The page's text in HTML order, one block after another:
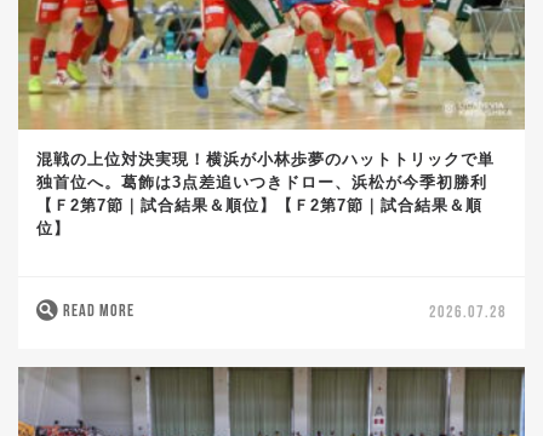
混戦の上位対決実現！横浜が小林歩夢のハットトリックで単
独首位へ。葛飾は3点差追いつきドロー、浜松が今季初勝利
【Ｆ2第7節｜試合結果＆順位】【Ｆ2第7節｜試合結果＆順
位】
READ MORE 2026.07.28